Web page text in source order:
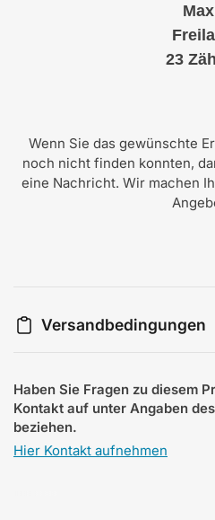
23
Wenn Sie das gewünschte
noch nicht finden konnten,
eine Nachricht. Wir machen
Versandbedingungen
Haben Sie Fragen zu diesem
Kontakt auf unter Angaben
beziehen.
Hier Kontakt aufnehmen